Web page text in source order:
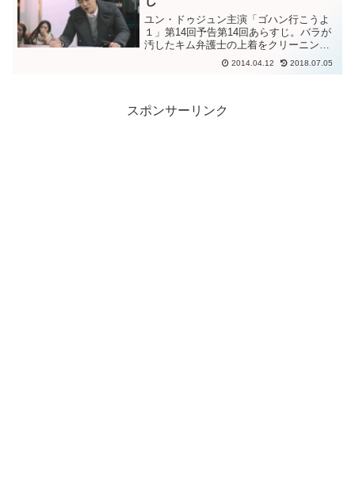
ユン・ドゥジュン主演「ゴハン行こうよ
１」第14回予告第14回あらすじ。バラが
汚したキム弁護士の上着をクリーニング
に預けてから待ち合わせの場所に。通り
魔事件の被害者の兄と名乗る人物と食事
2014.04.12 2018.07.05
スポンサーリンク